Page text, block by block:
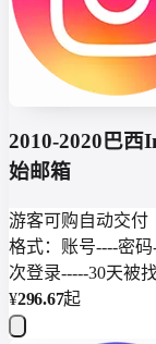
2010-2020巴西
始邮箱
游客可购自动交付
格式：账号----密
次登录-----30天被
¥296.67起